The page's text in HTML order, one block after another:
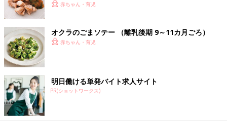
赤ちゃん・育児
オクラのごまソテー （離乳後期 9～11カ月ごろ）
赤ちゃん・育児
明日働ける単発バイト求人サイト
PR(ショットワークス)